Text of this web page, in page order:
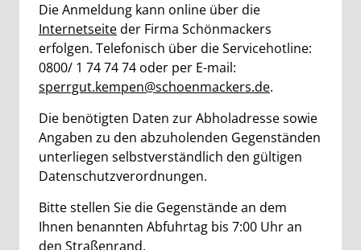
Die Anmeldung kann online über die
Internetseiteder Firma Schönmackers
erfolgen. Telefonisch über die Servicehotline:
0800/ 1 74 74 74 oder per E-mail:
sperrgut.kempen@schoenmackers.de.
Die benötigten Daten zur Abholadresse sowie
Angaben zu den abzuholenden Gegenständen
unterliegen selbstverständlich den gültigen
Datenschutzverordnungen.
Bitte stellen Sie die Gegenstände an dem
Ihnen benannten Abfuhrtag bis 7:00 Uhr an
den Straßenrand.